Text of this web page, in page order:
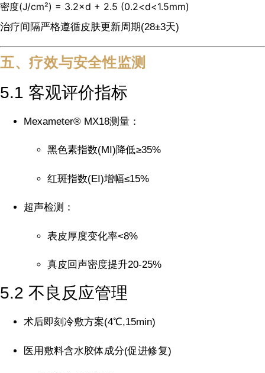
密度(J/cm²) = 3.2×d + 2.5 (0.2<d<1.5mm)
治疗间隔严格遵循皮肤更新周期(28±3天)
五、疗效与安全性监测
5.1 客观评价指标
Mexameter® MX18测量：
黑色素指数(MI)降低≥35%
红斑指数(EI)增幅≤15%
超声检测：
表皮厚度变化率<8%
真皮回声密度提升20-25%
5.2 不良反应管理
术后即刻冷敷方案(4℃,15min)
医用敷料含水胶体成分(促进修复)